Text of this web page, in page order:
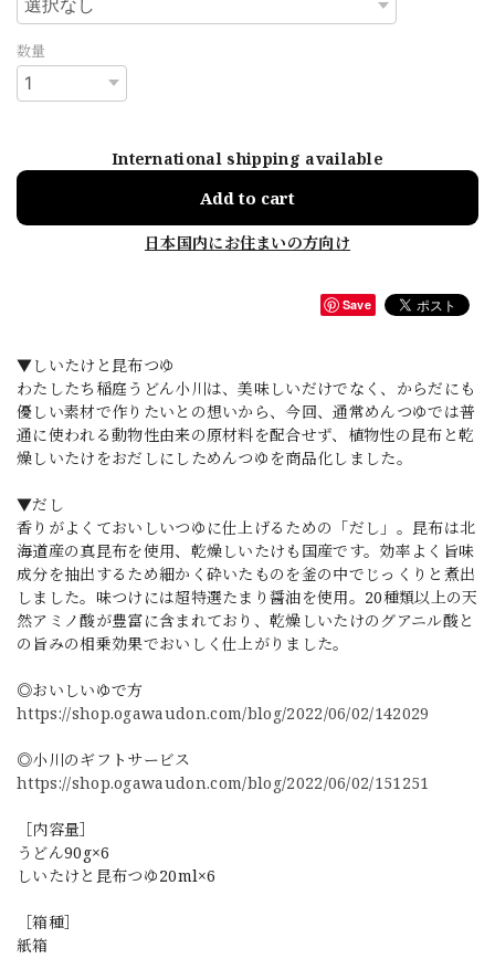
数量
International shipping available
Add to cart
日本国内にお住まいの方向け
Save
▼しいたけと昆布つゆ
わたしたち稲庭うどん小川は、美味しいだけでなく、からだにも
優しい素材で作りたいとの想いから、今回、通常めんつゆでは普
通に使われる動物性由来の原材料を配合せず、植物性の昆布と乾
燥しいたけをおだしにしためんつゆを商品化しました。
▼だし
香りがよくておいしいつゆに仕上げるための「だし」。昆布は北
海道産の真昆布を使用、乾燥しいたけも国産です。効率よく旨味
成分を抽出するため細かく砕いたものを釜の中でじっくりと煮出
しました。味つけには超特選たまり醤油を使用。20種類以上の天
然アミノ酸が豊富に含まれており、乾燥しいたけのグアニル酸と
の旨みの相乗効果でおいしく仕上がりました。
◎おいしいゆで方
https://shop.ogawaudon.com/blog/2022/06/02/142029
◎小川のギフトサービス
https://shop.ogawaudon.com/blog/2022/06/02/151251
［内容量］
うどん90g×6
しいたけと昆布つゆ20ml×6
［箱種］
紙箱